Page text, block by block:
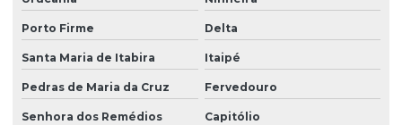
Porto Firme Delta
Santa Maria de Itabira Itaipé
Pedras de Maria da Cruz Fervedouro
Senhora dos Remédios Capitólio